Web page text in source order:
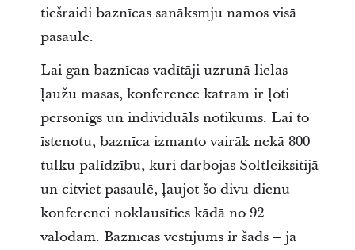
tiešraidi baznīcas sanāksmju namos visā
pasaulē.
Lai gan baznīcas vadītāji uzrunā lielas
ļaužu masas, konference katram ir ļoti
personīgs un individuāls notikums. Lai to
īstenotu, baznīca izmanto vairāk nekā 800
tulku palīdzību, kuri darbojas Soltleiksitijā
un citviet pasaulē, ļaujot šo divu dienu
konferenci noklausīties kādā no 92
valodām. Baznīcas vēstījums ir šāds – ja